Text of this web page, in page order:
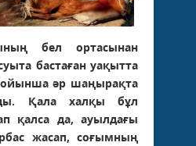
бел ортасынан
бастаған уақытта
әр шаңырақта
Қала халқы бұл
қалса да, ауылдағы
жасап, соғымның